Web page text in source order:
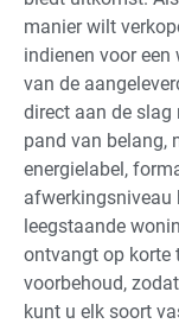
manier wilt
indienen voor
van de
direct aan de slag
pand van belang,
energielabel,
afwerkingsniveau
leegstaande
ontvangt op korte
voorbehoud,
kunt u elk soort